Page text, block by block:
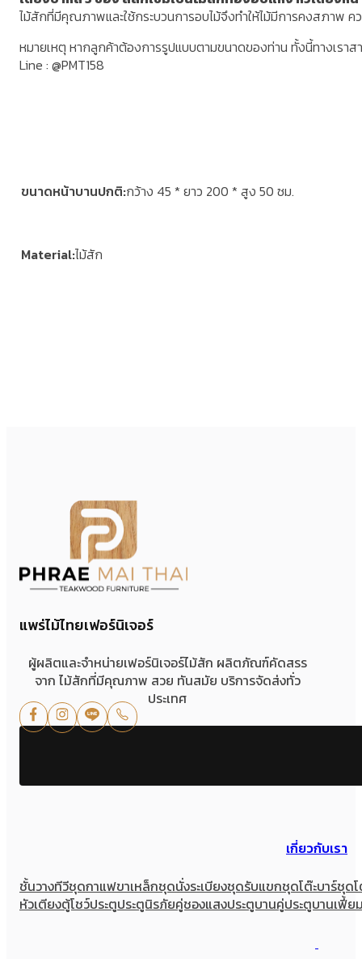
ไม้สักที่มีคุณภาพและใช้กระบวนการอบไม้จึงทำให้ไม้มีการคงสภาพ
หมายเหตุ หากลูกค้าต้องการรูปแบบตามขนาดของท่าน ทั้งนี้ทางเรา
Line : @PMT158
ขนาดหน้าบานปกติ กว้าง 45 * ยาว 200 * สูง 50 ซม.
Materialไม้สัก
แพร่ไม้ไทยเฟอร์นิเจอร์
ผู้ผลิตและจำหน่ายเฟอร์นิเจอร์ไม้สัก ผลิตภัณฑ์คัดสรร
จาก ไม้สักที่มีคุณภาพ สวย ทันสมัย บริการจัดส่งทั่ว
ประเทศ
เกี่ยวกับเรา
ชั้นวางทีวีชุดกาแฟขาเหล็กชุดนั่งระเบียงชุดรับแขกชุดโต๊ะบาร์ชุดโ
หัวเตียงตู้โชว์ประตูประตูนิรภัยคู่ชองแสงประตูบานคู่ประตูบานเฟี้ย